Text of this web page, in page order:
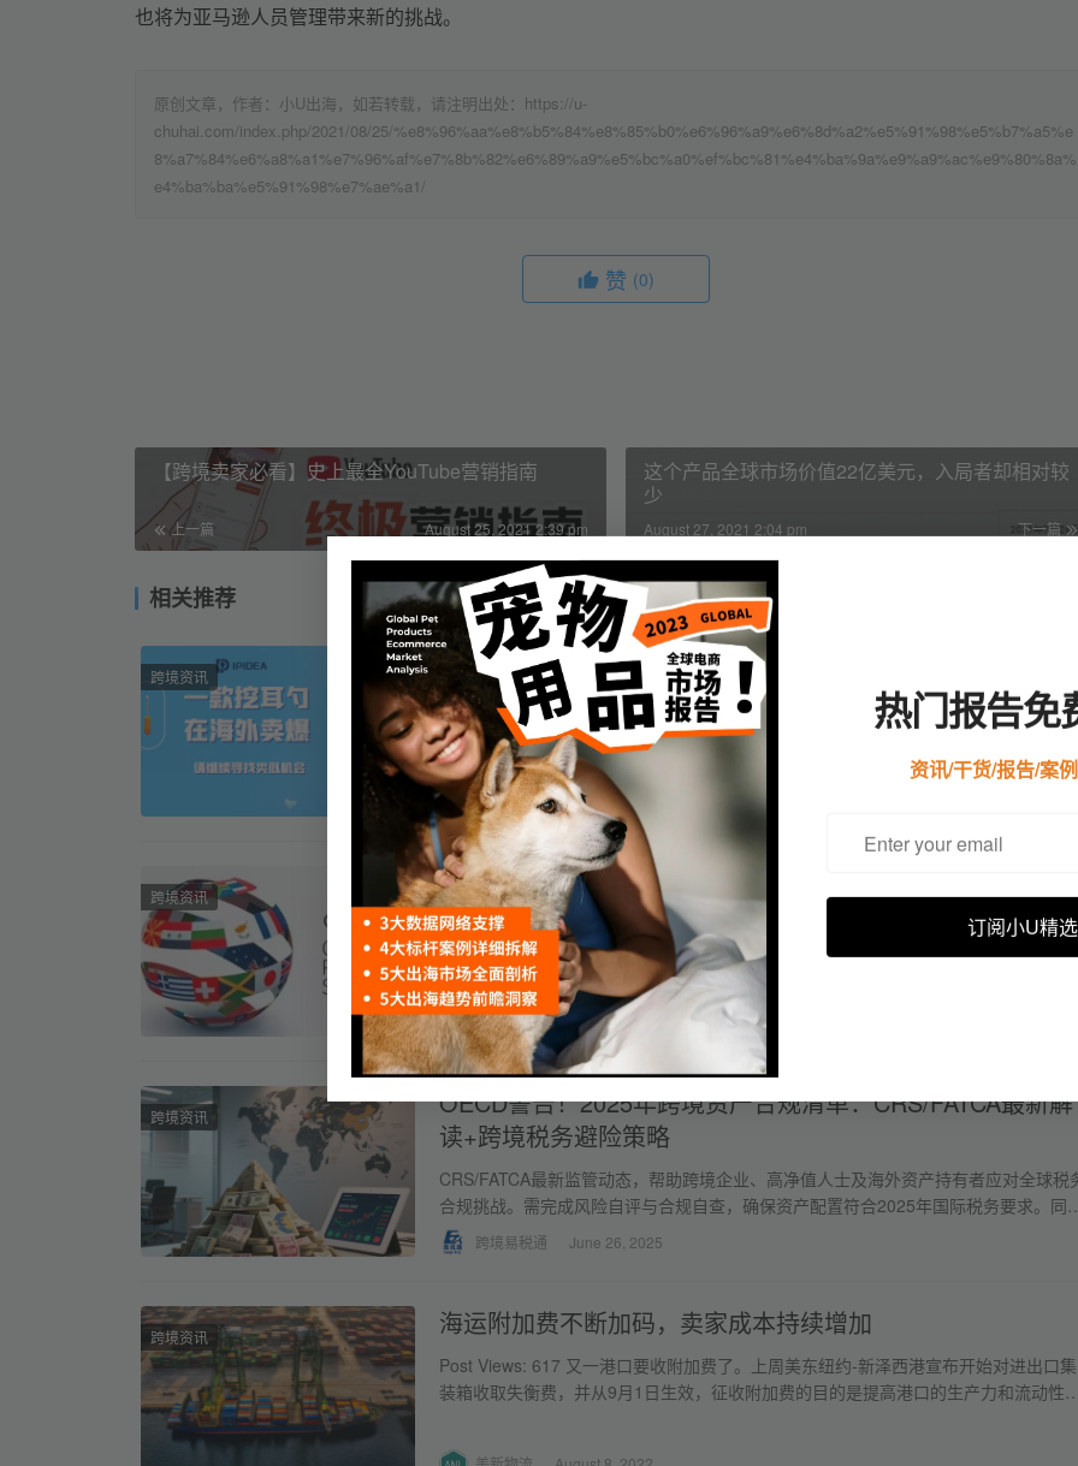
热门报告免
资讯/干货/报告/案
订阅小U精选
也将为亚马逊人员管理带来新的挑战。
原创文章，作者：小U出海，如若转载，请注明出处：https://u-
chuhai.com/index.php/2021/08/25/%e8%96%aa%e8%b5%84%e8%85%b0%e6%96%a9%e6%8d%a2%e5%91%98%e5%b7%a5%e
8%a7%84%e6%a8%a1%e7%96%af%e7%8b%82%e6%89%a9%e5%bc%a0%ef%bc%81%e4%ba%9a%e9%a9%ac%e9%80%8a%
e4%ba%ba%e5%91%98%e7%ae%a1/
赞 (0)
【跨境卖家必看】史上最全YouTube营销指南
上一篇 August 25, 2021 2:39 pm
这个产品全球市场价值22亿美元，入局者却相对较
少
下一篇
August 27, 2021 2:04 pm
相关推荐
跨境资讯 一个小小的挖耳勺也能卖爆，请努力寻找类似机会
Post Views: 549 近年来，挖耳勺的款式越来越丰富，不仅常见于个人护理，还出现了
品升级，比如可视化挖耳勺，更加智能化。越来越多的家庭选择购买可视化挖耳勺，这
种产品能让…
IPIDEA December 6, 2023
跨境资讯 CRS的落实对全球企业税收合规的新挑战与机遇！
CRS作为一项全球税收合规准则，是各国监管部门精准监管的基础之一，对全球企业税
收合规带来了新的挑战和机遇。企业需要适应CRS的要求，加强内部税务合规管理，
保海外金融账户的合规性。
跨境易税通 November 15, 2023
跨境资讯
OECD警告！2025年跨境资产合规清单：CRS/FATCA最新解
读+跨境税务避险策略
CRS/FATCA最新监管动态，帮助跨境企业、高净值人士及海外资产持有者应对全球税
合规挑战。需完成风险自评与合规自查，确保资产配置符合2025年国际税务要求。同
时，需关注各类资产持有架构合规，如禁止类资产、高风险资产离岸公司等。
跨境易税通 June 26, 2025
跨境资讯 海运附加费不断加码，卖家成本持续增加
Post Views: 617 又一港口要收附加费了。上周美东纽约-新泽西港宣布开始对进出口集
装箱收取失衡费，并从9月1日生效，征收附加费的目的是提高港口的生产力和流动性。